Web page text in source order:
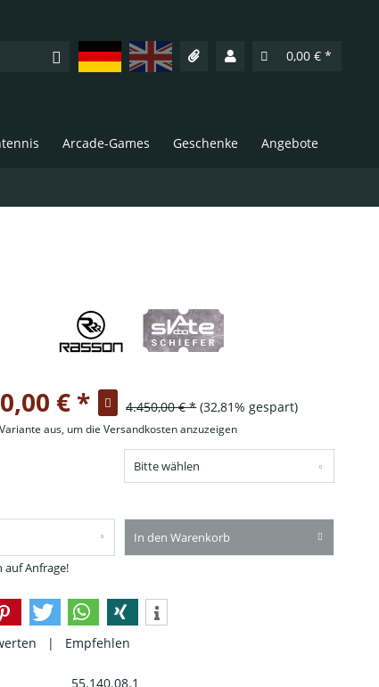
DeutschEnglish 0,00 € *
Arcade-Games Geschenke Angebote
€ * 4.450,00 € * (32,81% gespart)
aus, um die Versandkosten anzuzeigen
auf Anfrage!
In den Warenkorb
| Empfehlen
55.140.08.1